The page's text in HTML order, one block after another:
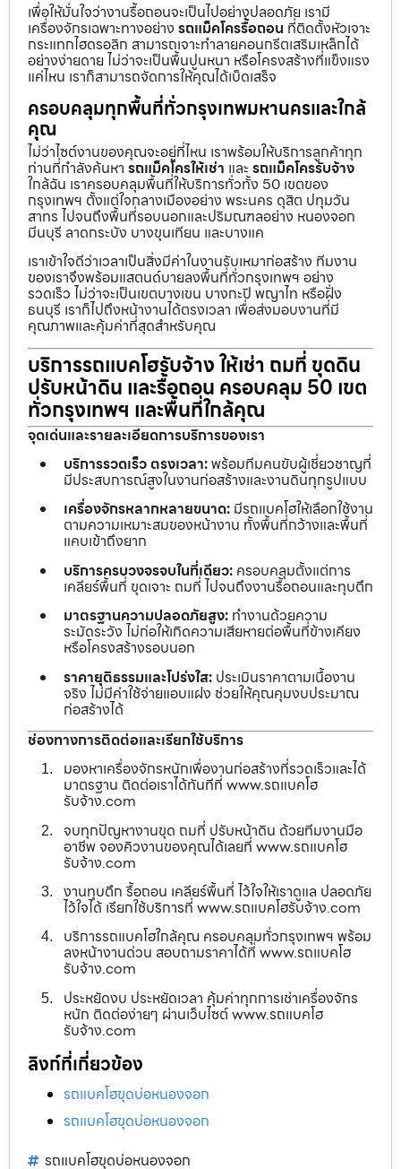
เพื่อให้มั่นใจว่างานรื้อถอนจะเป็นไปอย่างปลอดภัย เรามี
เครื่องจักรเฉพาะทางอย่าง รถแม็คโครรื้อถอน ที่ติดตั้งหัวเจาะ
กระแทกไฮดรอลิก สามารถเจาะทำลายคอนกรีตเสริมเหล็กได้
อย่างง่ายดาย ไม่ว่าจะเป็นพื้นปูนหนา หรือโครงสร้างที่แข็งแรง
แค่ไหน เราก็สามารถจัดการให้คุณได้เบ็ดเสร็จ
ครอบคลุมทุกพื้นที่ทั่วกรุงเทพมหานครและใกล้
คุณ
ไม่ว่าไซต์งานของคุณจะอยู่ที่ไหน เราพร้อมให้บริการลูกค้าทุก
ท่านที่กำลังค้นหา รถแม็คโครให้เช่า และ รถแม็คโครรับจ้าง
ใกล้ฉัน เราครอบคลุมพื้นที่ให้บริการทั่วทั้ง 50 เขตของ
กรุงเทพฯ ตั้งแต่ใจกลางเมืองอย่าง พระนคร ดุสิต ปทุมวัน
สาทร ไปจนถึงพื้นที่รอบนอกและปริมณฑลอย่าง หนองจอก
มีนบุรี ลาดกระบัง บางขุนเทียน และบางแค
เราเข้าใจดีว่าเวลาเป็นสิ่งมีค่าในงานรับเหมาก่อสร้าง ทีมงาน
ของเราจึงพร้อมแสตนด์บายลงพื้นที่ทั่วกรุงเทพฯ อย่าง
รวดเร็ว ไม่ว่าจะเป็นเขตบางเขน บางกะปิ พญาไท หรือฝั่ง
ธนบุรี เราก็ไปถึงหน้างานได้ตรงเวลา เพื่อส่งมอบงานที่มี
คุณภาพและคุ้มค่าที่สุดสำหรับคุณ
บริการรถแบคโฮรับจ้าง ให้เช่า ถมที่ ขุดดิน
ปรับหน้าดิน และรื้อถอน ครอบคลุม 50 เขต
ทั่วกรุงเทพฯ และพื้นที่ใกล้คุณ
จุดเด่นและรายละเอียดการบริการของเรา
บริการรวดเร็ว ตรงเวลา:พร้อมทีมคนขับผู้เชี่ยวชาญที่
มีประสบการณ์สูงในงานก่อสร้างและงานดินทุกรูปแบบ
เครื่องจักรหลากหลายขนาด: มีรถแบคโฮให้เลือกใช้งาน
ตามความเหมาะสมของหน้างาน ทั้งพื้นที่กว้างและพื้นที่
แคบเข้าถึงยาก
บริการครบวงจรจบในที่เดียว: ครอบคลุมตั้งแต่การ
เคลียร์พื้นที่ ขุดเจาะ ถมที่ ไปจนถึงงานรื้อถอนและทุบตึก
มาตรฐานความปลอดภัยสูง: ทำงานด้วยความ
ระมัดระวัง ไม่ก่อให้เกิดความเสียหายต่อพื้นที่ข้างเคียง
หรือโครงสร้างรอบนอก
ราคายุติธรรมและโปร่งใส: ประเมินราคาตามเนื้องาน
จริง ไม่มีค่าใช้จ่ายแอบแฝง ช่วยให้คุณคุมงบประมาณ
ก่อสร้างได้
ช่องทางการติดต่อและเรียกใช้บริการ
มองหาเครื่องจักรหนักเพื่องานก่อสร้างที่รวดเร็วและได้
มาตรฐาน ติดต่อเราได้ทันทีที่ www.รถแบคโฮ
รับจ้าง.com
จบทุกปัญหางานขุด ถมที่ ปรับหน้าดิน ด้วยทีมงานมือ
อาชีพ จองคิวงานของคุณได้เลยที่ www.รถแบคโฮ
รับจ้าง.com
งานทุบตึก รื้อถอน เคลียร์พื้นที่ ไว้ใจให้เราดูแล ปลอดภัย
ไว้ใจได้ เรียกใช้บริการที่ www.รถแบคโฮรับจ้าง.com
บริการรถแบคโฮใกล้คุณ ครอบคลุมทั่วกรุงเทพฯ พร้อม
ลงหน้างานด่วน สอบถามราคาได้ที่ www.รถแบคโฮ
รับจ้าง.com
ประหยัดงบ ประหยัดเวลา คุ้มค่าทุกการเช่าเครื่องจักร
หนัก ติดต่อง่ายๆ ผ่านเว็บไซต์ www.รถแบคโฮ
รับจ้าง.com
ลิงก์ที่เกี่ยวข้อง
รถแบคโฮขุดบ่อหนองจอก
รถแบคโฮขุดบ่อหนองจอก
รถแบคโฮขุดบ่อหนองจอก